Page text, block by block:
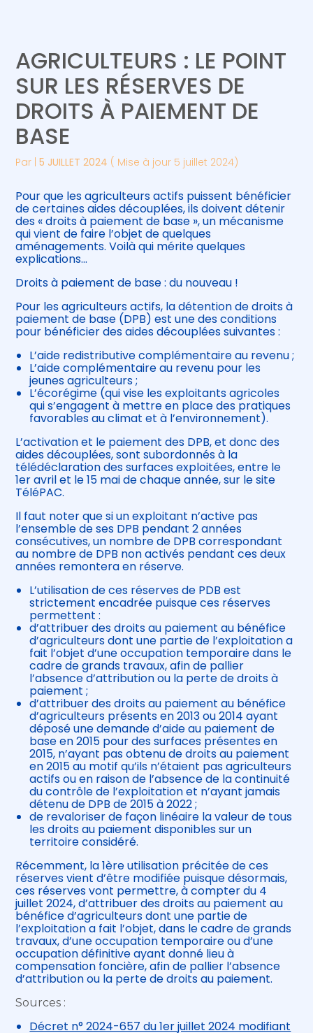
Gérer votre quotidien
Piloter votre entreprise
Développer votre entreprise
Être prêt pour la facturation
électronique
Suivre votre comptabilité
Gérer vos ressources humaines
AGRICULTEURS : LE POINT
SUR LES RÉSERVES DE
DROITS À PAIEMENT DE
BASE
Par |5 JUILLET 2024 ( Mise à jour 5 juillet 2024)
Pour que les agriculteurs actifs puissent bénéficier
de certaines aides découplées, ils doivent détenir
des « droits à paiement de base », un mécanisme
qui vient de faire l’objet de quelques
aménagements. Voilà qui mérite quelques
explications…
Droits à paiement de base : du nouveau !
Pour les agriculteurs actifs, la détention de droits à
paiement de base (DPB) est une des conditions
pour bénéficier des aides découplées suivantes :
L’aide redistributive complémentaire au revenu ;
L’aide complémentaire au revenu pour les
jeunes agriculteurs ;
L’écorégime (qui vise les exploitants agricoles
qui s’engagent à mettre en place des pratiques
favorables au climat et à l’environnement).
L’activation et le paiement des DPB, et donc des
aides découplées, sont subordonnés à la
télédéclaration des surfaces exploitées, entre le
1er avril et le 15 mai de chaque année, sur le site
TéléPAC.
Il faut noter que si un exploitant n’active pas
l’ensemble de ses DPB pendant 2 années
consécutives, un nombre de DPB correspondant
au nombre de DPB non activés pendant ces deux
années remontera en réserve.
L’utilisation de ces réserves de PDB est
strictement encadrée puisque ces réserves
permettent :
d’attribuer des droits au paiement au bénéfice
d’agriculteurs dont une partie de l’exploitation a
fait l’objet d’une occupation temporaire dans le
cadre de grands travaux, afin de pallier
l’absence d’attribution ou la perte de droits à
paiement ;
d’attribuer des droits au paiement au bénéfice
d’agriculteurs présents en 2013 ou 2014 ayant
déposé une demande d’aide au paiement de
base en 2015 pour des surfaces présentes en
2015, n’ayant pas obtenu de droits au paiement
en 2015 au motif qu’ils n’étaient pas agriculteurs
actifs ou en raison de l’absence de la continuité
du contrôle de l’exploitation et n’ayant jamais
détenu de DPB de 2015 à 2022 ;
de revaloriser de façon linéaire la valeur de tous
les droits au paiement disponibles sur un
territoire considéré.
Récemment, la 1ère utilisation précitée de ces
réserves vient d’être modifiée puisque désormais,
ces réserves vont permettre, à compter du 4
juillet 2024, d’attribuer des droits au paiement au
bénéfice d’agriculteurs dont une partie de
l’exploitation a fait l’objet, dans le cadre de grands
travaux, d’une occupation temporaire ou d’une
occupation définitive ayant donné lieu à
compensation foncière, afin de pallier l’absence
d’attribution ou la perte de droits au paiement.
Sources :
Décret n° 2024-657 du 1er juillet 2024 modifiant